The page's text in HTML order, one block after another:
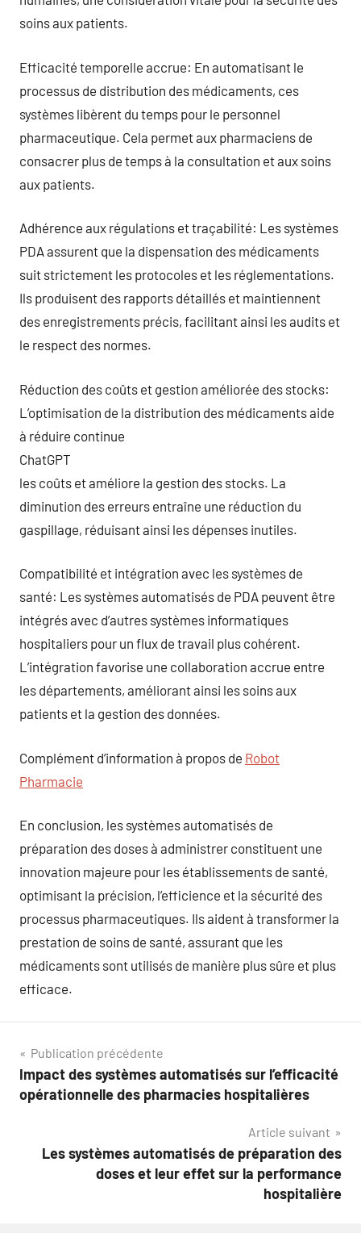
soins aux patients.
Efficacité temporelle accrue: En automatisant le
processus de distribution des médicaments, ces
systèmes libèrent du temps pour le personnel
pharmaceutique. Cela permet aux pharmaciens de
consacrer plus de temps à la consultation et aux soins
aux patients.
Adhérence aux régulations et traçabilité: Les systèmes
PDA assurent que la dispensation des médicaments
suit strictement les protocoles et les réglementations.
Ils produisent des rapports détaillés et maintiennent
des enregistrements précis, facilitant ainsi les audits et
le respect des normes.
Réduction des coûts et gestion améliorée des stocks:
L’optimisation de la distribution des médicaments aide
à réduire continue
ChatGPT
les coûts et améliore la gestion des stocks. La
diminution des erreurs entraîne une réduction du
gaspillage, réduisant ainsi les dépenses inutiles.
Compatibilité et intégration avec les systèmes de
santé: Les systèmes automatisés de PDA peuvent être
intégrés avec d’autres systèmes informatiques
hospitaliers pour un flux de travail plus cohérent.
L’intégration favorise une collaboration accrue entre
les départements, améliorant ainsi les soins aux
patients et la gestion des données.
Complément d’information à propos de Robot
Pharmacie
En conclusion, les systèmes automatisés de
préparation des doses à administrer constituent une
innovation majeure pour les établissements de santé,
optimisant la précision, l’efficience et la sécurité des
processus pharmaceutiques. Ils aident à transformer la
prestation de soins de santé, assurant que les
médicaments sont utilisés de manière plus sûre et plus
efficace.
Navigation
de
Publication précédente
Impact des systèmes automatisés sur l’efficacité
opérationnelle des pharmacies hospitalières
Article suivant
Les systèmes automatisés de préparation des
doses et leur effet sur la performance
hospitalière